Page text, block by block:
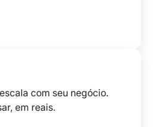
com seu negócio.
em reais.